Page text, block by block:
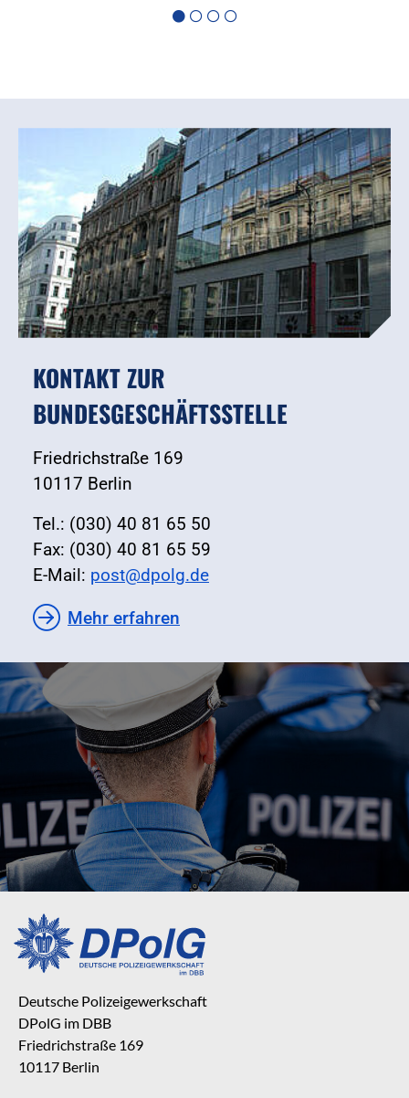
KONTAKT ZUR
BUNDESGESCHÄFTSSTELLE
Friedrichstraße 169
10117 Berlin
Tel.: (030) 40 81 65 50
Fax: (030) 40 81 65 59
E-Mail: post@dpolg.de
Mehr erfahren
Deutsche Polizeigewerkschaft
DPolG im DBB
Friedrichstraße 169
10117 Berlin